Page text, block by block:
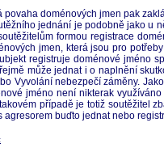
povaha doménových jmen pak
jednání je podobně jako u
formou registrace
jmen, která jsou pro
registruje doménové jméno
může jednat i o naplnění
Vyvolání nebezpečí záměny.
jméno není nikterak
případě je totiž soutěžitel
agresorem buďto jednat nebo